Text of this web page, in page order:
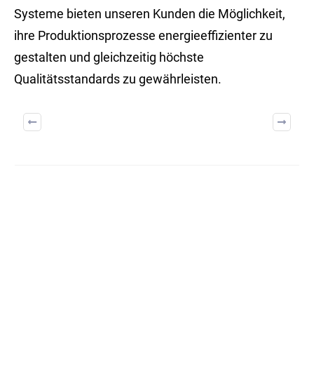
Systeme bieten unseren Kunden die Möglichkeit,
ihre Produktionsprozesse energieeffizienter zu
gestalten und gleichzeitig höchste
Qualitätsstandards zu gewährleisten.